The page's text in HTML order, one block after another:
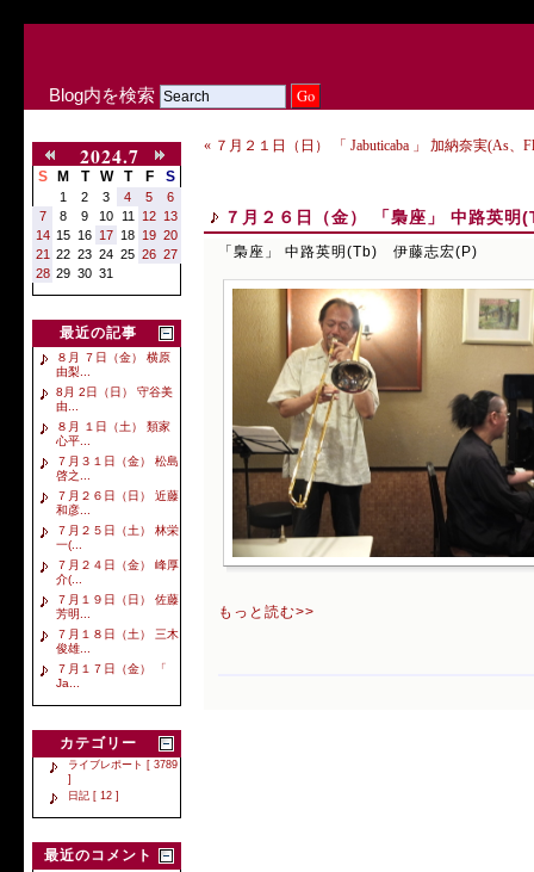
Blog内を検索
2024.7
S M T W T F S
1 2 3 4 5
6
7
8 9 10 11 12 13
14 15 16 17 18 19 20
21
22 23 24 25 26 27
28 29 30 31
最近の記事
８月 ７日（金） 横原
由梨...
8月 2日（日） 守谷美
由...
８月 １日（土） 類家
心平...
７月３１日（金） 松島
啓之...
７月２６日（日） 近藤
和彦...
７月２５日（土） 林栄
一(...
７月２４日（金） 峰厚
介(...
７月１９日（日） 佐藤
芳明...
７月１８日（土） 三木
俊雄...
７月１７日（金） 「
Ja...
カテゴリー
ライブレポート [ 3789
]
日記 [ 12 ]
最近のコメント
« ７月２１日（日） 「 Jabuticaba 」 加納奈実(As
７月２６日（金） 「梟座」 中路英
「梟座」 中路英明(Tb) 伊藤志宏(P)
もっと読む>>